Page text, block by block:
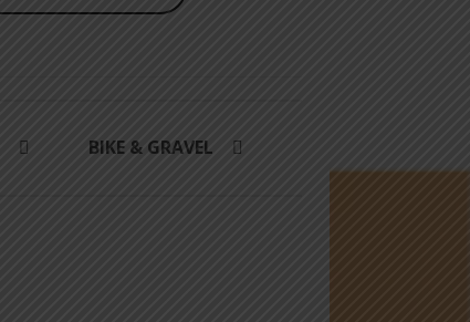
BIKE & GRAVEL